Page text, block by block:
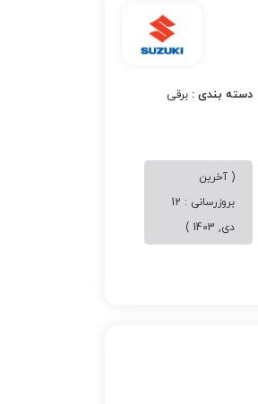
دسته بندی :برقی
( آخرین
بروزرسانی : 12
دی, 1403 )